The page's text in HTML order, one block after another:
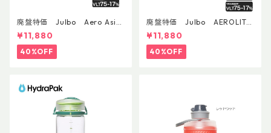
廃盤特価 Julbo Aero Asia
nFit
¥11,880
40%OFF
廃盤特価 Julbo AEROLITE
AsianFit
¥11,880
40%OFF